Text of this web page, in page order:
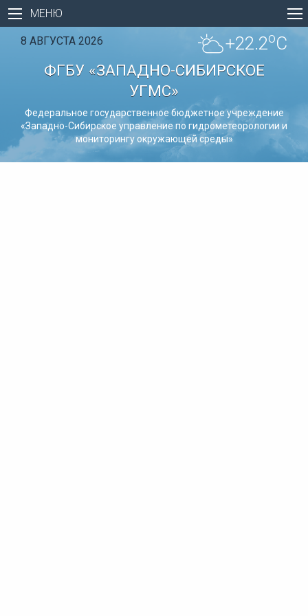
МЕНЮ
8 АВГУСТА 2026 +22.2oC
ФГБУ «ЗАПАДНО-СИБИРСКОЕ
УГМС»
Федеральное государственное бюджетное учреждение
«Западно-Сибирское управление по гидрометеорологии и
мониторингу окружающей среды»